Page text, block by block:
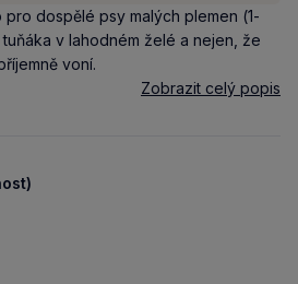
dospělé psy malých plemen (1-
v lahodném želé a nejen, že
voní.
Zobrazit celý popis